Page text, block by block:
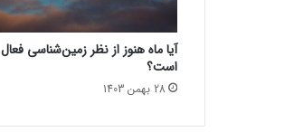
ی
م
؟
آیا ماه هنوز از نظر زمین‌شناسی فعال
است؟
28 بهمن 1403